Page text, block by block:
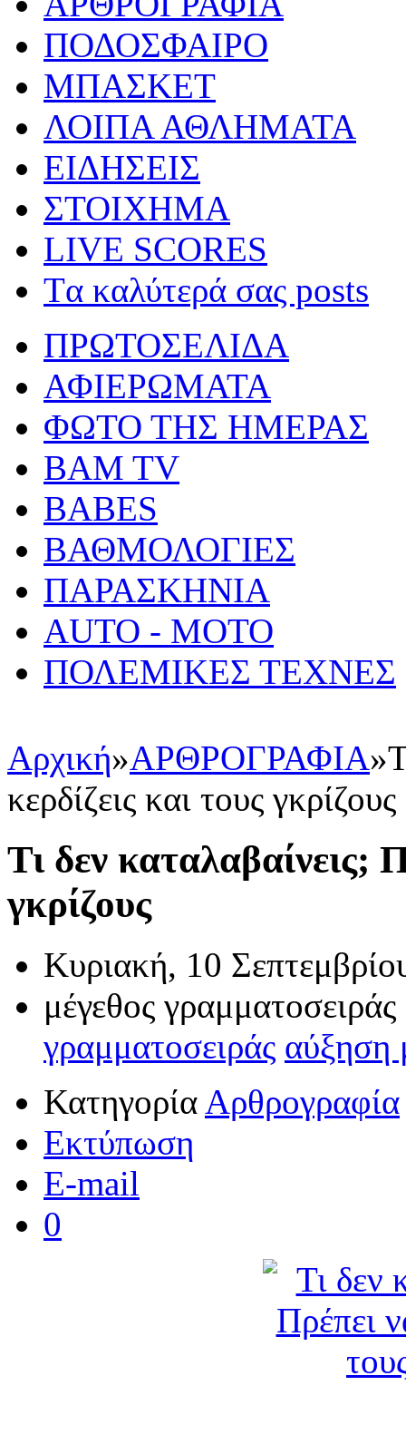
ΠΟΔΟΣΦΑΙΡΟ
ΜΠΑΣΚΕΤ
ΛΟΙΠΑ ΑΘΛΗΜΑΤΑ
ΕΙΔΗΣΕΙΣ
ΣΤΟΙΧΗΜΑ
LIVE SCORES
Tα καλύτερά σας posts
ΠΡΩΤΟΣΕΛΙΔΑ
ΑΦΙΕΡΩΜΑΤΑ
ΦΩΤΟ ΤΗΣ ΗΜΕΡΑΣ
BAM TV
BABES
ΒΑΘΜΟΛΟΓΙΕΣ
ΠΑΡΑΣΚΗΝΙΑ
AUTO - MOTO
ΠΟΛΕΜΙΚΕΣ ΤΕΧΝΕΣ
Αρχική»ΑΡΘΡΟΓΡΑΦΙΑ»
κερδίζεις και τους γκρίζους
Τι δεν καταλαβαίνεις;
γκρίζους
Κυριακή, 10
μέγεθος γραμματοσειράς
γραμματοσειράς αύξηση
Κατηγορία Αρθρογραφία
Εκτύπωση
E-mail
0